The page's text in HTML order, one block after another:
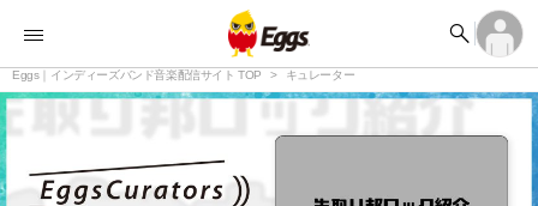


ランキング 
記事 
タイムライン 
ライブ情報 

ログイン
アカウント登録
ログイン
アカウント登録
Eggs｜インディーズバンド音楽配信サイト TOP キュレーター